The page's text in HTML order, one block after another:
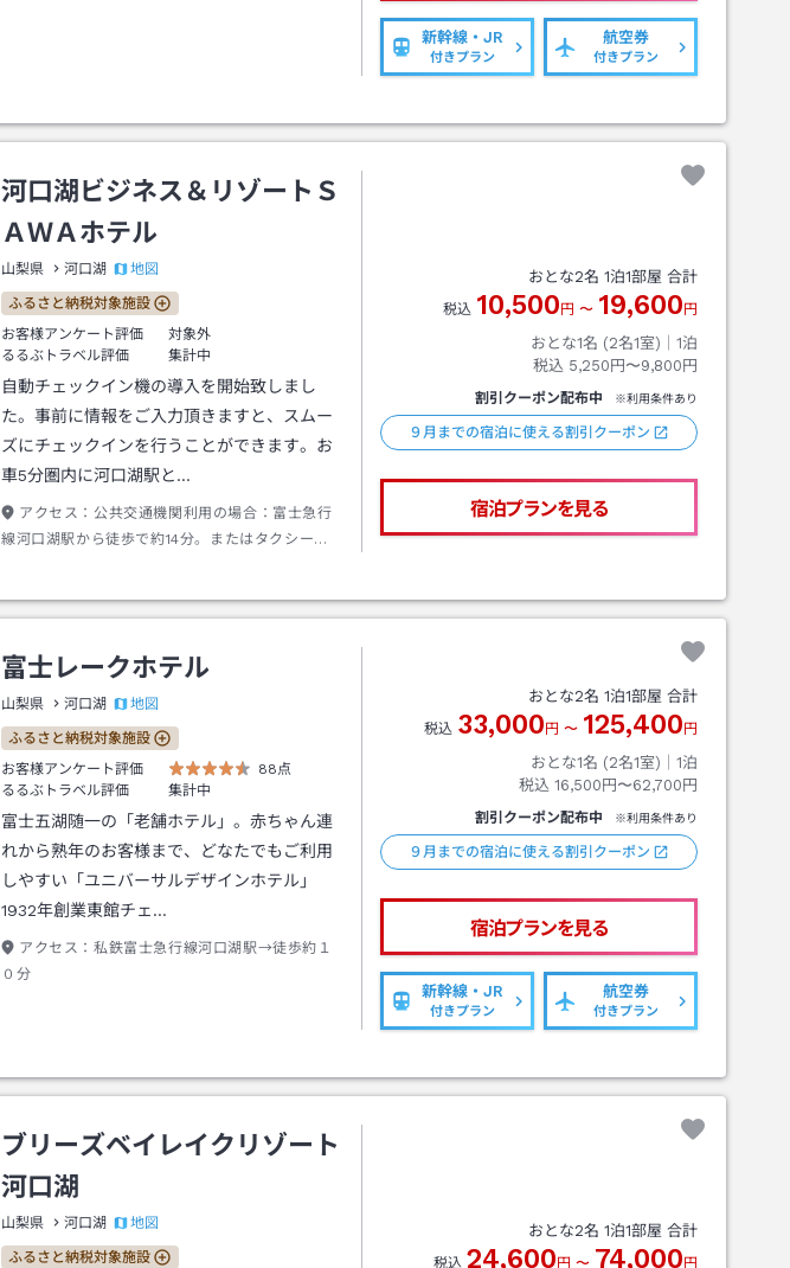
新幹線・JR
付きプラン
航空券
付きプラン
河口湖ビジネス＆リゾートＳ
ＡＷＡホテル
山梨県 河口湖 地図
ふるさと納税対象施設
お客様アンケート評価
対象外
るるぶトラベル評価
集計中
自動チェックイン機の導入を開始致しまし
た。事前に情報をご入力頂きますと、スムー
ズにチェックインを行うことができます。お
車5分圏内に河口湖駅と…
アクセス： 公共交通機関利用の場合：富士急行
線河口湖駅から徒歩で約14分。またはタクシーで
おとな2名 1泊1部屋 合計
税込 10,500 円 〜 19,600 円
おとな1名 (2名1室)｜ 1泊
税込 5,250円〜9,800円
割引クーポン配布中 ※利用条件あり
９月までの宿泊に使える割引クーポン
宿泊プランを見る
富士レークホテル
山梨県 河口湖 地図
ふるさと納税対象施設
お客様アンケート評価
88点
るるぶトラベル評価
集計中
富士五湖随一の「老舗ホテル」。赤ちゃん連
れから熟年のお客様まで、どなたでもご利用
しやすい「ユニバーサルデザインホテル」
1932年創業東館チェ…
アクセス： 私鉄富士急行線河口湖駅→徒歩約１
０分
おとな2名 1泊1部屋 合計
税込 33,000 円 〜 125,400 円
おとな1名 (2名1室)｜ 1泊
税込 16,500円〜62,700円
割引クーポン配布中 ※利用条件あり
９月までの宿泊に使える割引クーポン
宿泊プランを見る
新幹線・JR
付きプラン
航空券
付きプラン
ブリーズベイレイクリゾート
河口湖
山梨県 河口湖 地図
ふるさと納税対象施設
おとな2名 1泊1部屋 合計
税込 24,600 円 〜 74,000 円